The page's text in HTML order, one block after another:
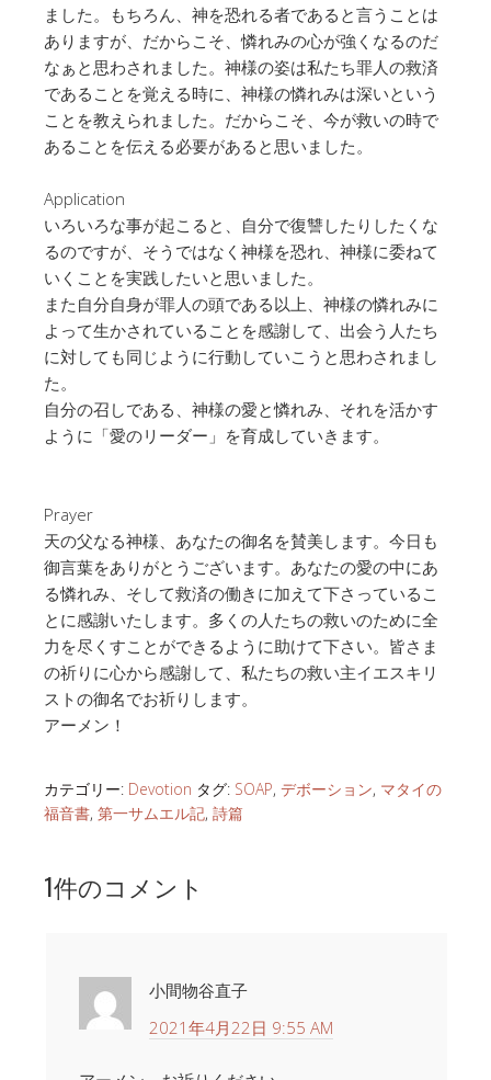
ました。もちろん、神を恐れる者であると言うことは
ありますが、だからこそ、憐れみの心が強くなるのだ
なぁと思わされました。神様の姿は私たち罪人の救済
であることを覚える時に、神様の憐れみは深いという
ことを教えられました。だからこそ、今が救いの時で
あることを伝える必要があると思いました。
Application
いろいろな事が起こると、自分で復讐したりしたくな
るのですが、そうではなく神様を恐れ、神様に委ねて
いくことを実践したいと思いました。
また自分自身が罪人の頭である以上、神様の憐れみに
よって生かされていることを感謝して、出会う人たち
に対しても同じように行動していこうと思わされまし
た。
自分の召しである、神様の愛と憐れみ、それを活かす
ように「愛のリーダー」を育成していきます。
Prayer
天の父なる神様、あなたの御名を賛美します。今日も
御言葉をありがとうございます。あなたの愛の中にあ
る憐れみ、そして救済の働きに加えて下さっているこ
とに感謝いたします。多くの人たちの救いのために全
力を尽くすことができるように助けて下さい。皆さま
の祈りに心から感謝して、私たちの救い主イエスキリ
ストの御名でお祈りします。
アーメン！
カテゴリー: Devotion タグ: SOAP, デボーション, マタイの
福音書, 第一サムエル記, 詩篇
1件のコメント
小間物谷直子
2021年4月22日 9:55 AM